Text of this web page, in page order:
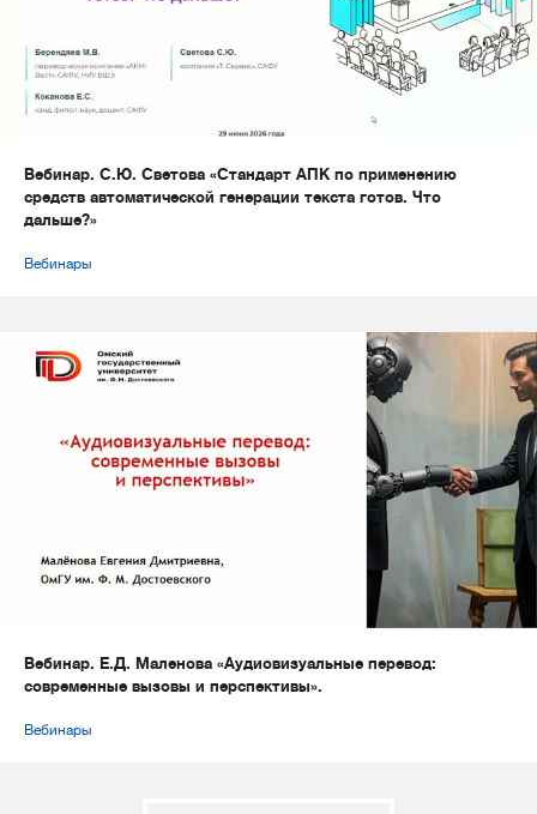
Вебинар. С.Ю. Светова «Стандарт АПК по применению
средств автоматической генерации текста готов. Что
дальше?»
Вебинары
Вебинар. Е.Д. Маленова «Аудиовизуальные перевод:
современные вызовы и перспективы».
Вебинары